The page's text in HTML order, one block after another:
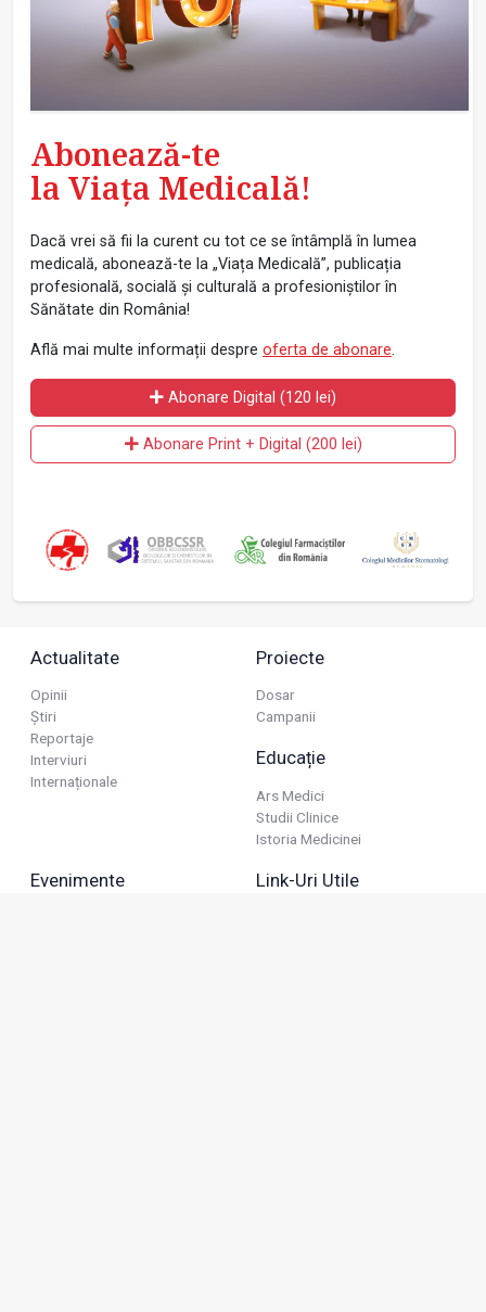
Abonează-te
la Viața Medicală!
Dacă vrei să fii la curent cu tot ce se întâmplă în lumea
medicală, abonează-te la „Viața Medicală”, publicația
profesională, socială și culturală a profesioniștilor în
Sănătate din România!
Află mai multe informații despre oferta de abonare.
Abonare Digital (120 lei)
Abonare Print + Digital (200 lei)
Actualitate
Opinii
Știri
Reportaje
Interviuri
Internaționale
Proiecte
Dosar
Campanii
Educație
Ars Medici
Studii Clinice
Istoria Medicinei
Evenimente Link-Uri Utile